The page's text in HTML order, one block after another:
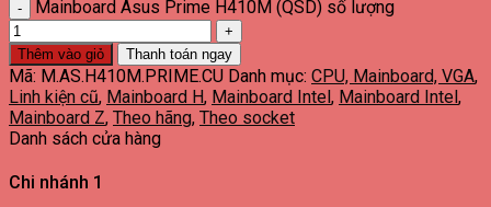
Mainboard Asus Prime H410M (QSD) số lượng
Thêm vào giỏ Thanh toán ngay
Mã: M.AS.H410M.PRIME.CU Danh mục: CPU, Mainboard, VGA,
Linh kiện cũ, Mainboard H, Mainboard Intel, Mainboard Intel,
Mainboard Z, Theo hãng, Theo socket
Danh sách cửa hàng
Chi nhánh 1